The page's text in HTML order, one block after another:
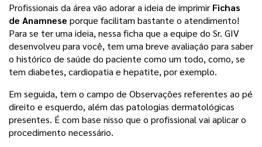
Profissionais da área vão adorar a ideia de imprimir Fichas
de Anamnese porque facilitam bastante o atendimento!
Para se ter uma ideia, nessa ficha que a equipe do Sr. GIV
desenvolveu para você, tem uma breve avaliação para saber
o histórico de saúde do paciente como um todo, como, se
tem diabetes, cardiopatia e hepatite, por exemplo.
Em seguida, tem o campo de Observações referentes ao pé
direito e esquerdo, além das patologias dermatológicas
presentes. É com base nisso que o profissional vai aplicar o
procedimento necessário.